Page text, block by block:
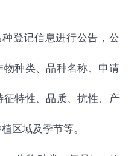
登记信息进行公告，公
种类、品种名称、申请
特性、品质、抗性、产
区域及季节等。